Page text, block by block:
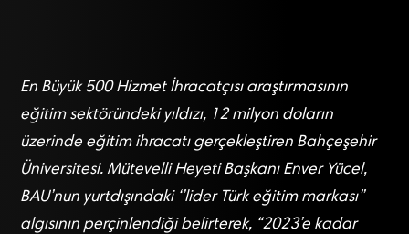
En Büyük 500 Hizmet İhracatçısı araştırmasının
eğitim sektöründeki yıldızı, 12 milyon doların
üzerinde eğitim ihracatı gerçekleştiren Bahçeşehir
Üniversitesi. Mütevelli Heyeti Başkanı Enver Yücel,
BAU’nun yurtdışındaki ‘’lider Türk eğitim markası’’
algısının perçinlendiği belirterek, “2023’e kadar